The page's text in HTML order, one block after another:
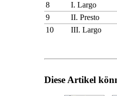
8
I. Largo
9
II. Presto
10
III. Largo
Diese Artikel